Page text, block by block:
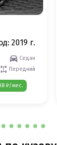
2019 г.
Седан
Передний
₽/мес.